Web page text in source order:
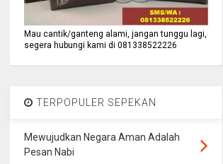
Mau cantik/ganteng alami, jangan tunggu lagi,
segera hubungi kami di 081338522226
TERPOPULER SEPEKAN
Mewujudkan Negara Aman Adalah
Pesan Nabi